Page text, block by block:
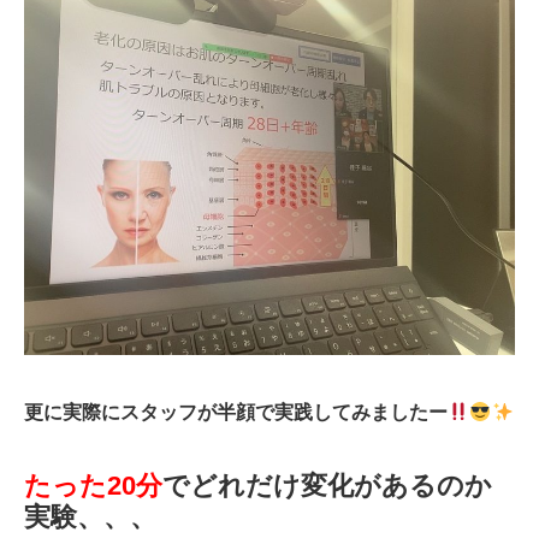
更に実際にスタッフが半顔で実践してみましたー
たった20分でどれだけ変化があるのか
実験、、、